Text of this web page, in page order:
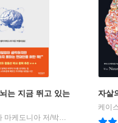
는 지금 뛰고 있는
마누엘라 마케도니아 저/박종대 역
빌리버튼
자살